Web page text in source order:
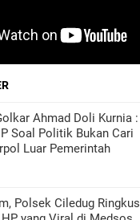
Ahmad Doli Kurnia :
Soal Politik Bukan Cari
Luar Pemerintah
Polsek Ciledug Ringkus